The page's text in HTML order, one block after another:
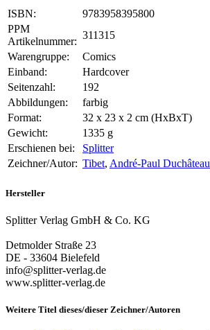
ISBN:
9783958395800
PPM
Artikelnummer:
311315
Warengruppe:
Comics
Einband:
Hardcover
Seitenzahl:
192
Abbildungen:
farbig
Format:
32 x 23 x 2 cm (HxBxT)
Gewicht:
1335 g
Erschienen bei:
Splitter
Zeichner/Autor: Tibet, André-Paul Duchâteau
Hersteller
Splitter Verlag GmbH & Co. KG
Detmolder Straße 23
DE - 33604 Bielefeld
info@splitter-verlag.de
www.splitter-verlag.de
Weitere Titel dieses/dieser Zeichner/Autoren